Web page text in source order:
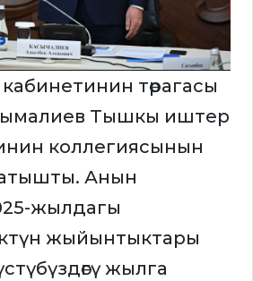
төрагасы
Тышкы иштер
коллегиясынын
Анын
жылдагы
жыйынтыктары
жылга